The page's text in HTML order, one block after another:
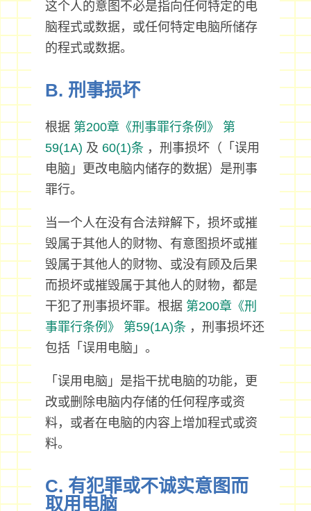
这个人的意图不必是指向任何特定的电
脑程式或数据，或任何特定电脑所储存
的程式或数据。
B. 刑事损坏
根据 第200章《刑事罪行条例》
第
59(1A) 及 60(1)条，刑事损坏（「误用
电脑」更改电脑内储存的数据）是刑事
罪行。
当一个人在没有合法辩解下，损坏或摧
毁属于其他人的财物、有意图损坏或摧
毁属于其他人的财物、或没有顾及后果
而损坏或摧毁属于其他人的财物，都是
干犯了刑事损坏罪。根据 第200章《刑
事罪行条例》
第59(1A)条，刑事损坏还
包括「误用电脑」。
「误用电脑」是指干扰电脑的功能，更
改或删除电脑内存储的任何程序或资
料，或者在电脑的内容上增加程式或资
料。
C. 有犯罪或不诚实意图而
取用电脑